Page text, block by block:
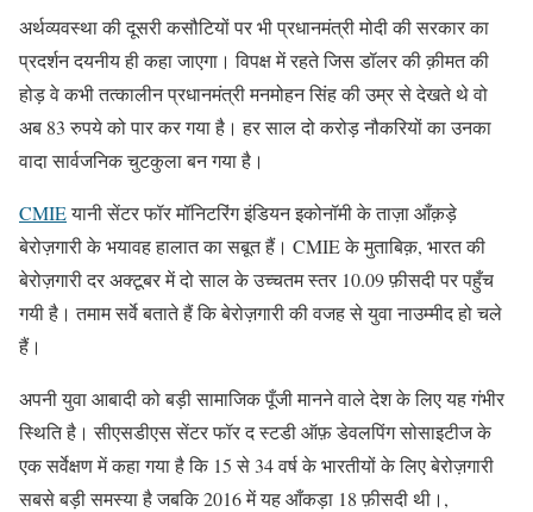
अर्थव्यवस्था की दूसरी कसौटियों पर भी प्रधानमंत्री मोदी की सरकार का
प्रदर्शन दयनीय ही कहा जाएगा। विपक्ष में रहते जिस डॉलर की क़ीमत की
होड़ वे कभी तत्कालीन प्रधानमंत्री मनमोहन सिंह की उम्र से देखते थे वो
अब 83 रुपये को पार कर गया है। हर साल दो करोड़ नौकरियों का उनका
वादा सार्वजनिक चुटकुला बन गया है।
CMIEयानी सेंटर फॉर मॉनिटरिंग इंडियन इकोनॉमी के ताज़ा आँक़ड़े
बेरोज़गारी के भयावह हालात का सबूत हैं। CMIE के मुताबिक़, भारत की
बेरोज़गारी दर अक्टूबर में दो साल के उच्चतम स्तर 10.09 फ़ीसदी पर पहुँच
गयी है। तमाम सर्वे बताते हैं कि बेरोज़गारी की वजह से युवा नाउम्मीद हो चले
हैं।
अपनी युवा आबादी को बड़ी सामाजिक पूँजी मानने वाले देश के लिए यह गंभीर
स्थिति है। सीएसडीएस सेंटर फॉर द स्टडी ऑफ़ डेवलपिंग सोसाइटीज के
एक सर्वेक्षण में कहा गया है कि 15 से 34 वर्ष के भारतीयों के लिए बेरोज़गारी
सबसे बड़ी समस्या है जबकि 2016 में यह आँकड़ा 18 फ़ीसदी थी।,